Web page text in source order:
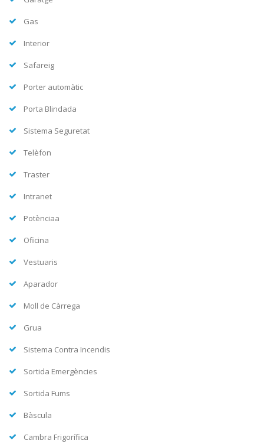
Gas
Interior
Safareig
Porter automàtic
Porta Blindada
Sistema Seguretat
Telèfon
Traster
Intranet
Potènciaa
Oficina
Vestuaris
Aparador
Moll de Càrrega
Grua
Sistema Contra Incendis
Sortida Emergències
Sortida Fums
Bàscula
Cambra Frigorífica